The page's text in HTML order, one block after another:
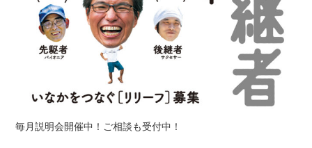
毎月説明会開催中！ご相談も受付中！